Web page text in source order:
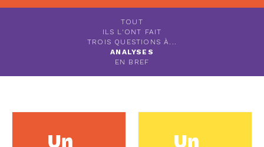
TOUT
ILS L'ONT FAIT
TROIS QUESTIONS À...
ANALYSES
EN BREF